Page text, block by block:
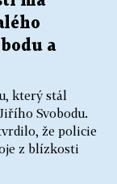
a
který stál
Svobodu.
že policie
z blízkosti